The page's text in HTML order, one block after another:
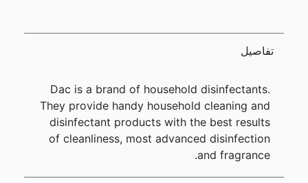
تفاصيل
Dac is a brand of household disinfectants.
They provide handy household cleaning and
disinfectant products with the best results
of cleanliness, most advanced disinfection
and fragrance.